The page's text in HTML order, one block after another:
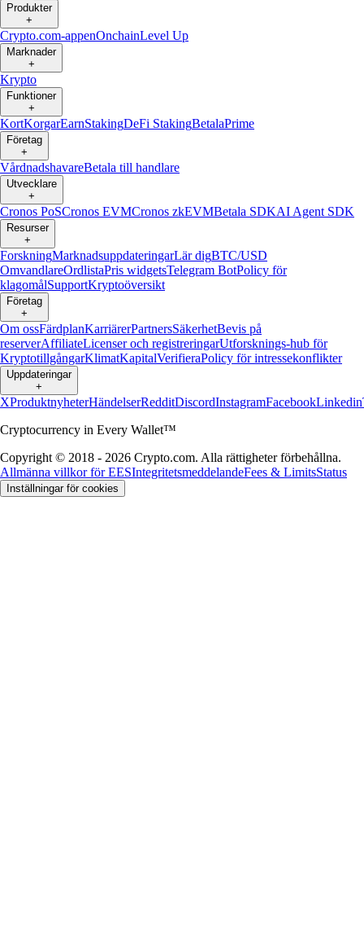
Produkter
+
Crypto.com-appenOnchainLevel Up
Marknader
+
Krypto
Funktioner
+
KortKorgarEarnStakingDeFi StakingBetalaPrime
Företag
+
VårdnadshavareBetala till handlare
Utvecklare
+
Cronos PoSCronos EVMCronos zkEVMBetala SDKAI Agent SDK
Resurser
+
ForskningMarknadsuppdateringarLär digBTC/USD
OmvandlareOrdlistaPris widgetsTelegram BotPolicy för
klagomålSupportKryptoöversikt
Företag
+
Om ossFärdplanKarriärerPartnersSäkerhetBevis på
reserverAffiliateLicenser och registreringarUtforsknings-hub för
KryptotillgångarKlimatKapitalVerifieraPolicy för intressekonflikter
Uppdateringar
+
XProduktnyheterHändelserRedditDiscordInstagramFacebookLinkedin
Cryptocurrency in Every Wallet™
Copyright © 2018 - 2026 Crypto.com. Alla rättigheter förbehållna.
Allmänna villkor för EESIntegritetsmeddelandeFees & LimitsStatus
Inställningar för cookies